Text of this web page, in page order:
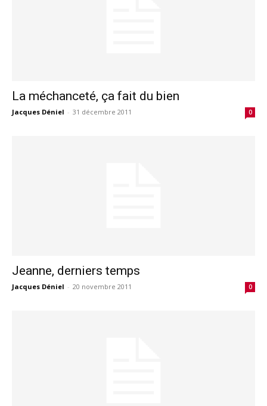
La méchanceté, ça fait du bien
Jacques Déniel - 31 décembre 2011 0
Jeanne, derniers temps
Jacques Déniel - 20 novembre 2011 0